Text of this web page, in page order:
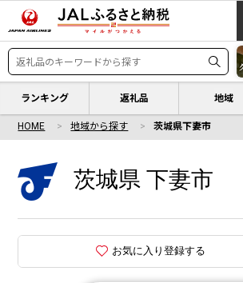
ランキング 返礼品 地域
HOME 地域から探す 茨城県下妻市
茨城県 下妻市
お気に入り登録する